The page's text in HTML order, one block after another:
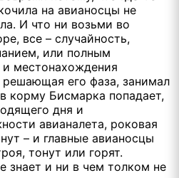
на авианосцы не
И что ни возьми во
все – случайность,
или полным
и местонахождения
его фаза, занимал
корму Бисмарка попадает,
дня и
авианалета, роковая
– и главные авианосцы
тонут или горят.
знает и ни в чем толком не